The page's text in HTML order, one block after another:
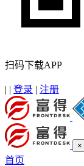
扫码下载APP
| | 登录 | 注册
×
首页